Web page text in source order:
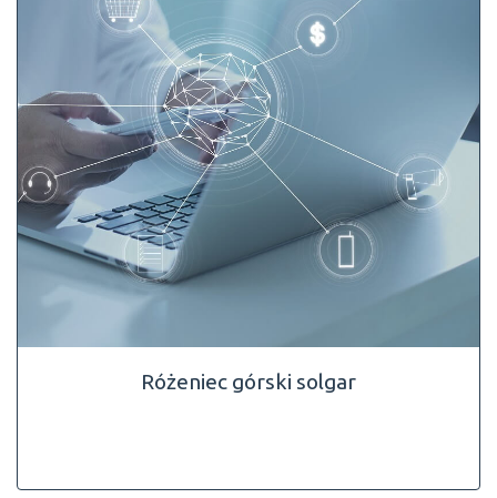
Różeniec górski solgar